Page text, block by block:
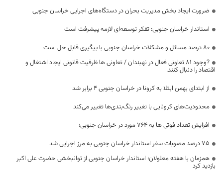
ضرورت ایجاد بخش مدیریت بحران در دستگاه‌های اجرایی خراسان جنوبی
استاندار خراسان جنوبی: تفکر توسعه‌ای لازمه پیشرفت است
۸۰ درصد مسائل و مشکلات خراسان جنوبی با پیگیری قابل حل است
?وجود ۸۱ تعاونی فعال در نهبندان / تعاونی ها ظرفیت قانونی ایجاد اشتغال و
اقتصاد را دنبال کنند.
از ابتدای بهمن ابتلا به کرونا در خراسان جنوبی ۴ برابر شد
محدودیت‌های کرونایی با تغییر رنگ‌بندی‌ها تغییر می‌کند
افزایش تعداد فوتی ها به ۷۶۴ مورد در خراسان جنوبی؛
۷۵ درصد مصوبات سفر استاندار خراسان جنوبی به مرز اجرایی شد
همزمان با هفته معلولان؛ استاندار خراسان جنوبی از توانبخشی حضرت علی اکبر
بازدید کرد